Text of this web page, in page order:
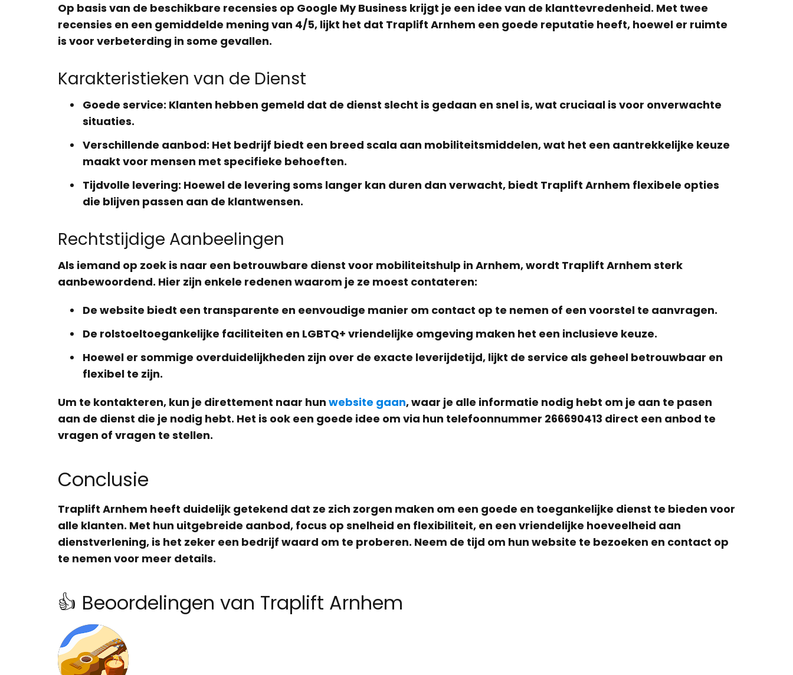
Op basis van de beschikbare recensies op Google My Business krijgt je een idee van de klanttevredenheid. Met twee
recensies en een gemiddelde mening van 4/5, lijkt het dat Traplift Arnhem een goede reputatie heeft, hoewel er ruimte
is voor verbeterding in some gevallen.
Karakteristieken van de Dienst
Goede service: Klanten hebben gemeld dat de dienst slecht is gedaan en snel is, wat cruciaal is voor onverwachte
situaties.
Verschillende aanbod: Het bedrijf biedt een breed scala aan mobiliteitsmiddelen, wat het een aantrekkelijke keuze
maakt voor mensen met specifieke behoeften.
Tijdvolle levering: Hoewel de levering soms langer kan duren dan verwacht, biedt Traplift Arnhem flexibele opties
die blijven passen aan de klantwensen.
Rechtstijdige Aanbeelingen
Als iemand op zoek is naar een betrouwbare dienst voor mobiliteitshulp in Arnhem, wordt Traplift Arnhem sterk
aanbewoordend. Hier zijn enkele redenen waarom je ze moest contateren:
De website biedt een transparente en eenvoudige manier om contact op te nemen of een voorstel te aanvragen.
De rolstoeltoegankelijke faciliteiten en LGBTQ+ vriendelijke omgeving maken het een inclusieve keuze.
Hoewel er sommige overduidelijkheden zijn over de exacte leverijdetijd, lijkt de service als geheel betrouwbaar en
flexibel te zijn.
Um te kontakteren, kun je direttement naar hun website gaan, waar je alle informatie nodig hebt om je aan te pasen
aan de dienst die je nodig hebt. Het is ook een goede idee om via hun telefoonnummer 266690413 direct een anbod te
vragen of vragen te stellen.
Conclusie
Traplift Arnhem heeft duidelijk getekend dat ze zich zorgen maken om een goede en toegankelijke dienst te bieden voor
alle klanten. Met hun uitgebreide aanbod, focus op snelheid en flexibiliteit, en een vriendelijke hoeveelheid aan
dienstverlening, is het zeker een bedrijf waard om te proberen. Neem de tijd om hun website te bezoeken en contact op
te nemen voor meer details.
👍 Beoordelingen van Traplift Arnhem